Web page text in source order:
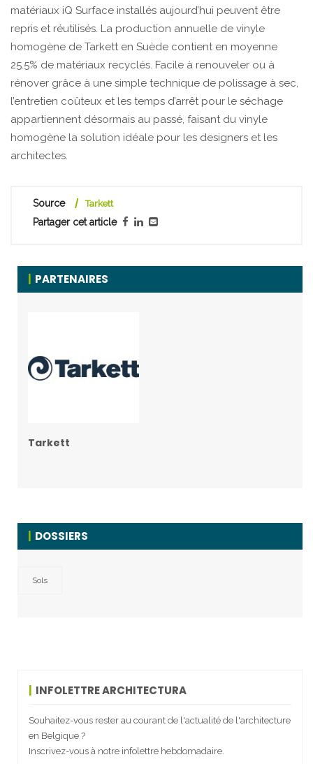
matériaux iQ Surface installés aujourd’hui peuvent être
repris et réutilisés. La production annuelle de vinyle
homogène de Tarkett en Suède contient en moyenne
25.5% de matériaux recyclés. Facile à renouveler ou à
rénover grâce à une simple technique de polissage à sec,
l’entretien coûteux et les temps d’arrêt pour le séchage
appartiennent désormais au passé, faisant du vinyle
homogène la solution idéale pour les designers et les
architectes.
Source Tarkett
Partager cet article
PARTENAIRES
Tarkett
DOSSIERS
Sols
INFOLETTRE ARCHITECTURA
Souhaitez-vous rester au courant de l'actualité de l'architecture
en Belgique ?
Inscrivez-vous à notre infolettre hebdomadaire.